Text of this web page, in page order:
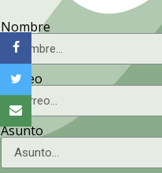
Nombre
Correo
Asunto